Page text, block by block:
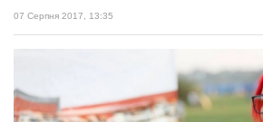
07 Серпня 2017, 13:35